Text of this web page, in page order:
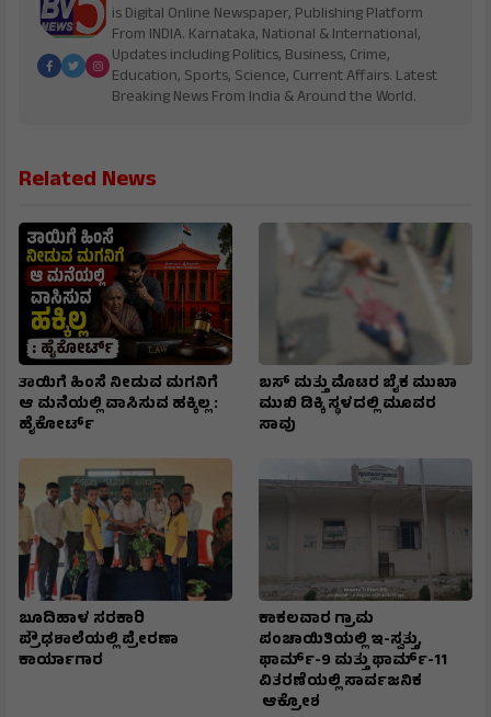
is Digital Online Newspaper, Publishing Platform
From INDIA. Karnataka, National & International,
Updates including Politics, Business, Crime,
Education, Sports, Science, Current Affairs. Latest
Breaking News From India & Around the World.
Related News
ತಾಯಿಗೆ ಹಿಂಸೆ ನೀಡುವ ಮಗನಿಗೆ
ಆ ಮನೆಯಲ್ಲಿ ವಾಸಿಸುವ ಹಕ್ಕಿಲ್ಲ :
ಹೈಕೋರ್ಟ್
ಬಸ್ ಮತ್ತು ಮೊಟರ ಬೈಕ ಮುಖಾ
ಮುಖಿ‌ ಡಿಕ್ಕಿ ಸ್ಥಳದಲ್ಲಿ ಮೂವರ
ಸಾವು
ಬೂದಿಹಾಳ ಸರಕಾರಿ
ಪ್ರೌಢಶಾಲೆಯಲ್ಲಿ ಪ್ರೇರಣಾ
ಕಾರ್ಯಾಗಾರ
ಕಾಕಲವಾರ ಗ್ರಾಮ
ಪಂಚಾಯಿತಿಯಲ್ಲಿ ಇ-ಸ್ವತ್ತು,
ಫಾರ್ಮ್-9 ಮತ್ತು ಫಾರ್ಮ್-11
ವಿತರಣೆಯಲ್ಲಿ ಸಾರ್ವಜನಿಕ
ಆಕ್ರೋಶ